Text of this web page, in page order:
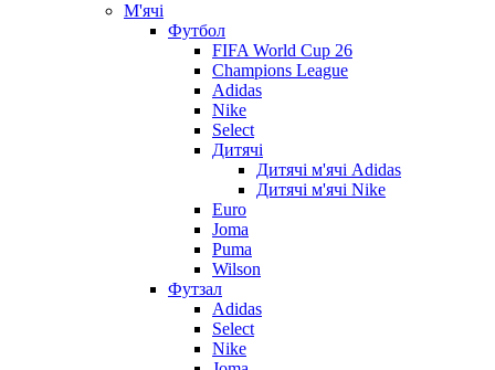
М'ячі
Футбол
FIFA World Cup 26
Champions League
Adidas
Nike
Select
Дитячі
Дитячі м'ячі Adidas
Дитячі м'ячі Nike
Euro
Joma
Puma
Wilson
Футзал
Adidas
Select
Nike